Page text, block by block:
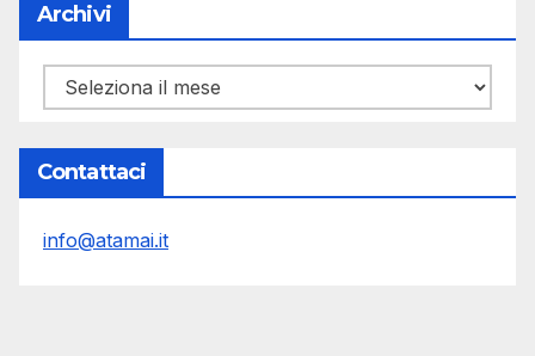
Archivi
Archivi
Contattaci
info@atamai.it